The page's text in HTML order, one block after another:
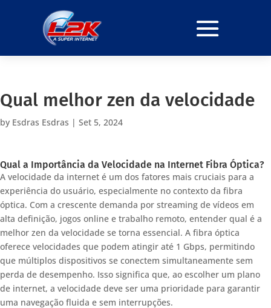
Qual melhor zen da velocidade
by Esdras Esdras | Set 5, 2024
Qual a Importância da Velocidade na Internet Fibra Óptica?
A velocidade da internet é um dos fatores mais cruciais para a
experiência do usuário, especialmente no contexto da fibra
óptica. Com a crescente demanda por streaming de vídeos em
alta definição, jogos online e trabalho remoto, entender qual é a
melhor zen da velocidade se torna essencial. A fibra óptica
oferece velocidades que podem atingir até 1 Gbps, permitindo
que múltiplos dispositivos se conectem simultaneamente sem
perda de desempenho. Isso significa que, ao escolher um plano
de internet, a velocidade deve ser uma prioridade para garantir
uma navegação fluida e sem interrupções.